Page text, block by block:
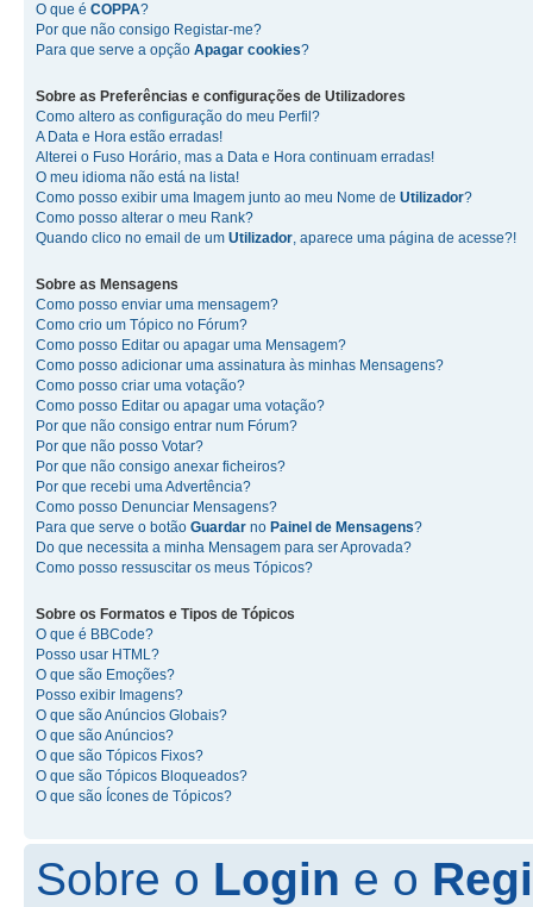
O que é COPPA?
Por que não consigo Registar-me?
Para que serve a opção Apagar cookies?
Sobre as Preferências e configurações de Utilizadores
Como altero as configuração do meu Perfil?
A Data e Hora estão erradas!
Alterei o Fuso Horário, mas a Data e Hora continuam erradas!
O meu idioma não está na lista!
Como posso exibir uma Imagem junto ao meu Nome de Utilizador?
Como posso alterar o meu Rank?
Quando clico no email de um Utilizador, aparece uma página de acesse?!
Sobre as Mensagens
Como posso enviar uma mensagem?
Como crio um Tópico no Fórum?
Como posso Editar ou apagar uma Mensagem?
Como posso adicionar uma assinatura às minhas Mensagens?
Como posso criar uma votação?
Como posso Editar ou apagar uma votação?
Por que não consigo entrar num Fórum?
Por que não posso Votar?
Por que não consigo anexar ficheiros?
Por que recebi uma Advertência?
Como posso Denunciar Mensagens?
Para que serve o botão Guardar no Painel de Mensagens?
Do que necessita a minha Mensagem para ser Aprovada?
Como posso ressuscitar os meus Tópicos?
Sobre os Formatos e Tipos de Tópicos
O que é BBCode?
Posso usar HTML?
O que são Emoções?
Posso exibir Imagens?
O que são Anúncios Globais?
O que são Anúncios?
O que são Tópicos Fixos?
O que são Tópicos Bloqueados?
O que são Ícones de Tópicos?
Sobre o Login e o